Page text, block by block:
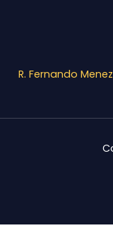
R. Fernando